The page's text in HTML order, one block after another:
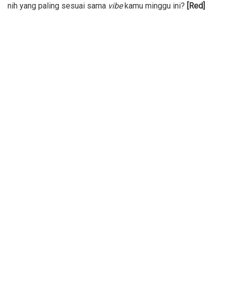
nih yang paling sesuai sama vibekamu minggu ini? [Red]